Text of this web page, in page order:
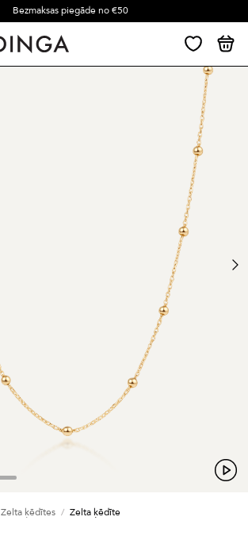
Bezmaksas piegāde no €50
Zelta ķēdītes Zelta ķēdīte